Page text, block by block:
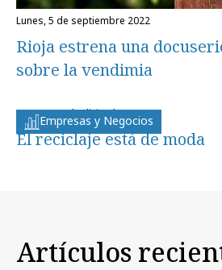
lunes, 5 de septiembre 2022
Rioja estrena una
sobre la vendimia
Empresas y Negocios
martes, 23 de diciembre 2008
El reciclaje está de moda
Artículos